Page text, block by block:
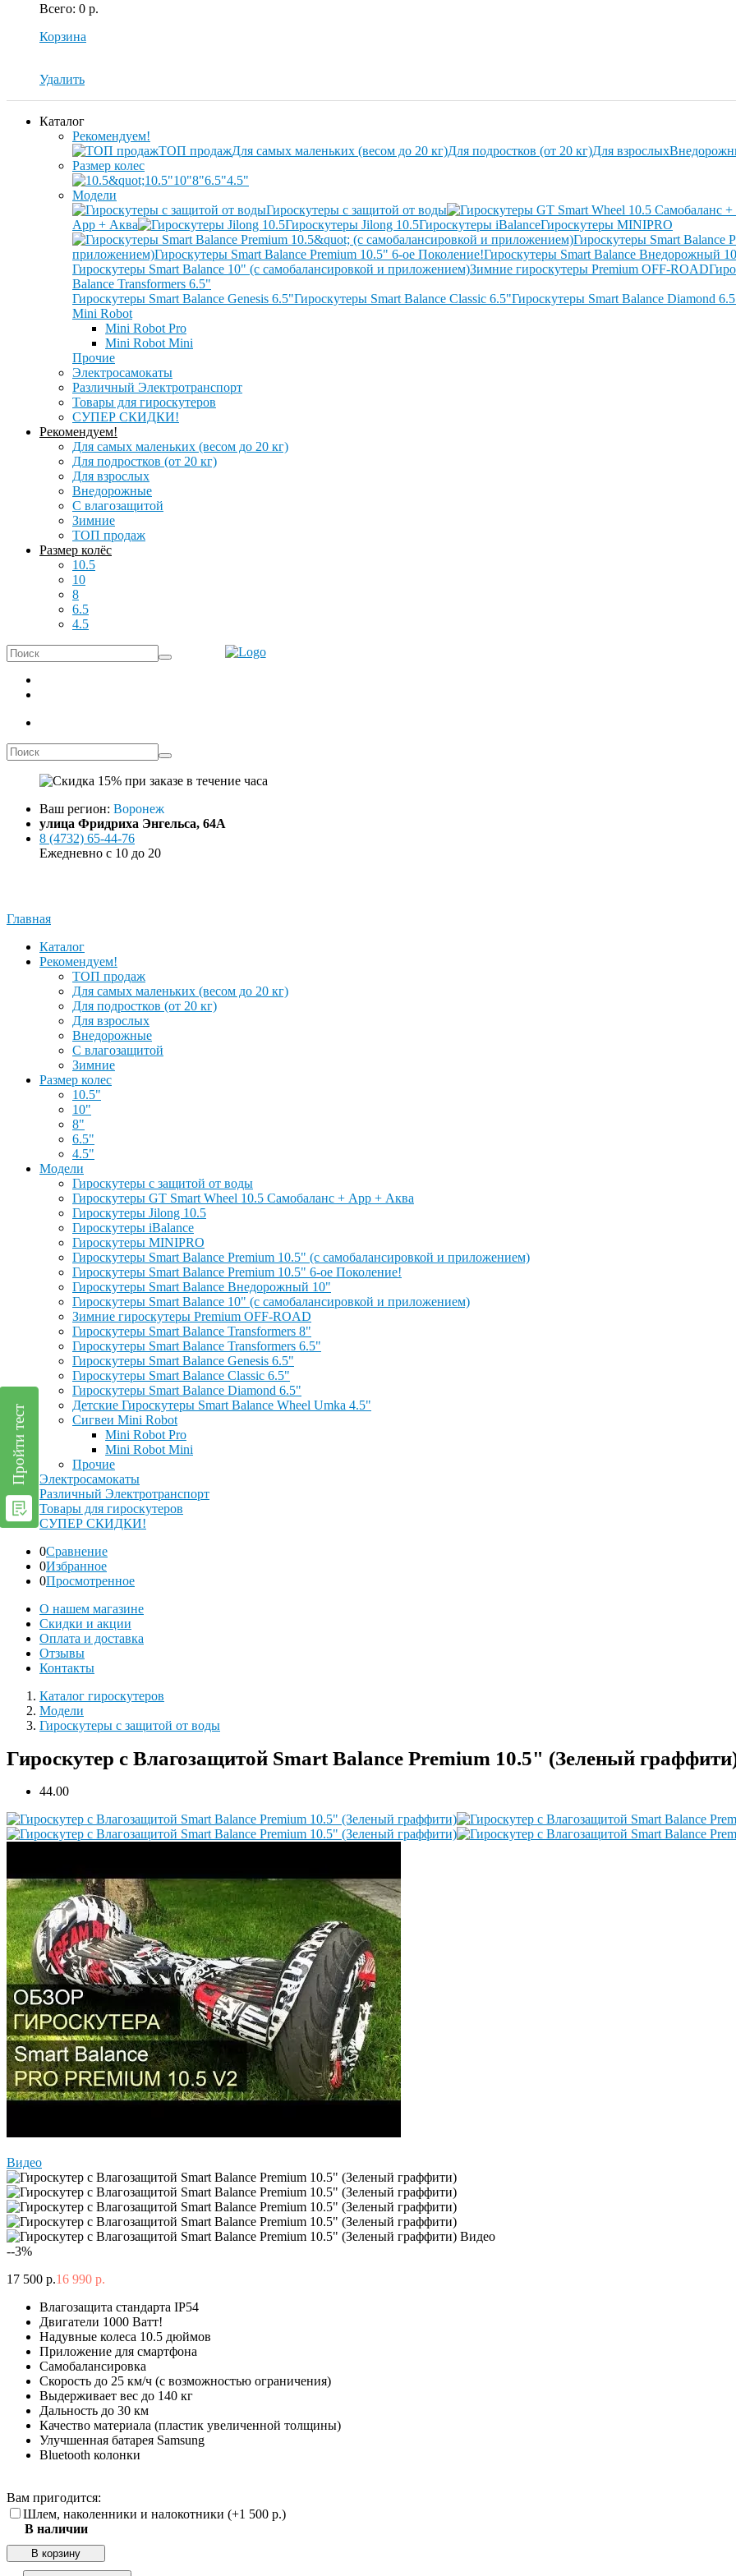
Всего: 0 р.
Корзина
Удалить
Каталог
Рекомендуем!
ТОП продажДля самых маленьких (весом до 20 кг)Для подростков (от 20 кг)Для взрослых
Размер колес
10.5"10"8"6.5"4.5"
Модели
Гироскутеры с защитой от воды
App + Аква
Гироскутеры Jilong 10.5Гироскутеры iBalanceГироскутеры MINIPRO
Гироскутеры Smart Balance
приложением)Гироскутеры Smart Balance Premium 10.5" 6-ое Поколение!Гироскутеры Smart Balance Внедорожный
Гироскутеры Smart Balance 10" (с самобалансировкой и приложением)Зимние гироскутеры Premium OFF-ROAD
Balance Transformers 6.5"
Гироскутеры Smart Balance Genesis 6.5"Гироскутеры Smart Balance Classic 6.5"Гироскутеры Smart Balance Diamond
Mini Robot
Mini Robot Pro
Mini Robot Mini
Прочие
Электросамокаты
Различный Электротранспорт
Товары для гироскутеров
СУПЕР СКИДКИ!
Рекомендуем!
Для самых маленьких (весом до 20 кг)
Для подростков (от 20 кг)
Для взрослых
Внедорожные
С влагозащитой
Зимние
ТОП продаж
Размер колёс
10.5
10
8
6.5
4.5
Ваш регион: Воронеж
улица Фридриха Энгельса, 64А
8 (4732) 65-44-76
Ежедневно с 10 до 20
Главная
Каталог
Рекомендуем!
ТОП продаж
Для самых маленьких (весом до 20 кг)
Для подростков (от 20 кг)
Для взрослых
Внедорожные
С влагозащитой
Зимние
Размер колес
10.5"
10"
8"
6.5"
4.5"
Модели
Гироскутеры с защитой от воды
Гироскутеры GT Smart Wheel 10.5 Самобаланс + App + Аква
Гироскутеры Jilong 10.5
Гироскутеры iBalance
Гироскутеры MINIPRO
Гироскутеры Smart Balance Premium 10.5" (с самобалансировкой и приложением)
Гироскутеры Smart Balance Premium 10.5" 6-ое Поколение!
Гироскутеры Smart Balance Внедорожный 10"
Гироскутеры Smart Balance 10" (с самобалансировкой и приложением)
Зимние гироскутеры Premium OFF-ROAD
Гироскутеры Smart Balance Transformers 8"
Гироскутеры Smart Balance Transformers 6.5"
Гироскутеры Smart Balance Genesis 6.5"
Гироскутеры Smart Balance Classic 6.5"
Гироскутеры Smart Balance Diamond 6.5"
Детские Гироскутеры Smart Balance Wheel Umka 4.5"
Сигвеи Mini Robot
Mini Robot Pro
Mini Robot Mini
Прочие
Электросамокаты
Различный Электротранспорт
Товары для гироскутеров
СУПЕР СКИДКИ!
0Сравнение
0Избранное
0Просмотренное
О нашем магазине
Скидки и акции
Оплата и доставка
Отзывы
Контакты
Каталог гироскутеров
Модели
Гироскутеры с защитой от воды
Гироскутер с Влагозащитой Smart Balance Premium 10.5" (Зеленый
44.00
Видео
--3%
17 500 р.16 990 р.
Влагозащита стандарта IP54
Двигатели 1000 Ватт!
Надувные колеса 10.5 дюймов
Приложение для смартфона
Самобалансировка
Скорость до 25 км/ч (с возможностью ограничения)
Выдерживает вес до 140 кг
Дальность до 30 км
Качество материала (пластик увеличенной толщины)
Улучшенная батарея Samsung
Bluetooth колонки
Вам пригодится:
Шлем, наколенники и налокотники (+1 500 р.)
В наличии
В корзину
Пройти тест